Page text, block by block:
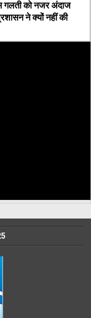
गलती को नजर अंदाज
ने क्यों नहीं की